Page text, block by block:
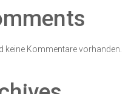
keine Kommentare vorhanden.